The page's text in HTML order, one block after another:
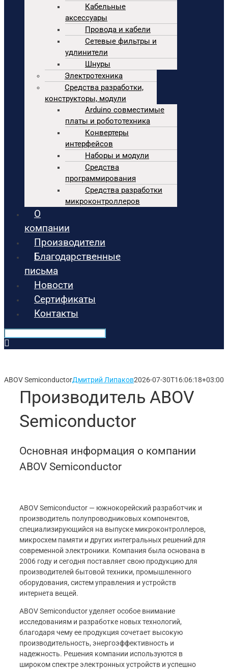
Кабельные
аксессуары
Провода и кабели
Сетевые фильтры и
удлинители
Шнуры
Электротехника
Средства разработки,
конструкторы, модули
Arduino совместимые
платы и робототехника
Конвертеры
интерфейсов
Наборы и модули
Средства
программирования
Средства разработки
микроконтроллеров
О
компании
Производители
Благодарственные
письма
Новости
Сертификаты
Контакты
ABOV SemiconductorДмитрий Липаков2026-07-30T16:06:18+03:00
Производитель ABOV
Semiconductor
Основная информация о компании
ABOV Semiconductor
ABOV Semiconductor — южнокорейский разработчик и
производитель полупроводниковых компонентов,
специализирующийся на выпуске микроконтроллеров,
микросхем памяти и других интегральных решений для
современной электроники. Компания была основана в
2006 году и сегодня поставляет свою продукцию для
производителей бытовой техники, промышленного
оборудования, систем управления и устройств
интернета вещей.
ABOV Semiconductor уделяет особое внимание
исследованиям и разработке новых технологий,
благодаря чему ее продукция сочетает высокую
производительность, энергоэффективность и
надежность. Решения компании используются в
широком спектре электронных устройств и успешно